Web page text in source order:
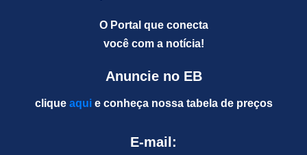
O Portal que conecta
você com a notícia!
Anuncie no EB
clique aquie conheça nossa tabela de preços
E-mail: